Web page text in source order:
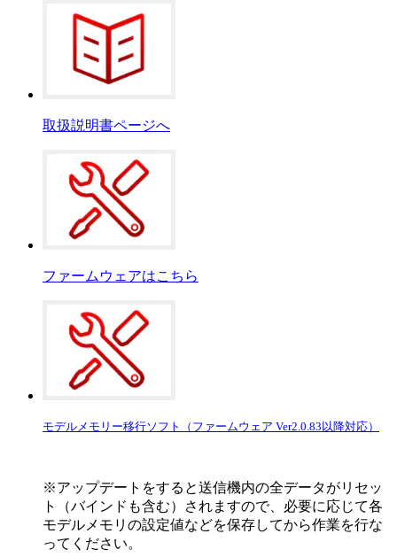
取扱説明書ページへ
ファームウェアはこちら
モデルメモリー移行ソフト（ファームウェア Ver2.0.83以降対応）
※アップデートをすると送信機内の全データがリセッ
ト（バインドも含む）されますので、必要に応じて各
モデルメモリの設定値などを保存してから作業を行な
ってください。